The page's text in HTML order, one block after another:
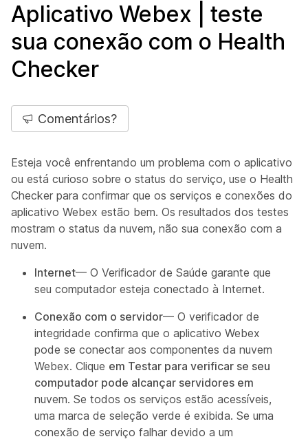
Aplicativo Webex | teste
sua conexão com o Health
Checker
Comentários?
Esteja você enfrentando um problema com o aplicativo
ou está curioso sobre o status do serviço, use o Health
Checker para confirmar que os serviços e conexões do
aplicativo Webex estão bem. Os resultados dos testes
mostram o status da nuvem, não sua conexão com a
nuvem.
Internet— O Verificador de Saúde garante que
seu computador esteja conectado à Internet.
Conexão com o servidor— O verificador de
integridade confirma que o aplicativo Webex
pode se conectar aos componentes da nuvem
Webex. Clique em Testar para verificar se seu
computador pode alcançar servidores em
nuvem. Se todos os serviços estão acessíveis,
uma marca de seleção verde é exibida. Se uma
conexão de serviço falhar devido a um